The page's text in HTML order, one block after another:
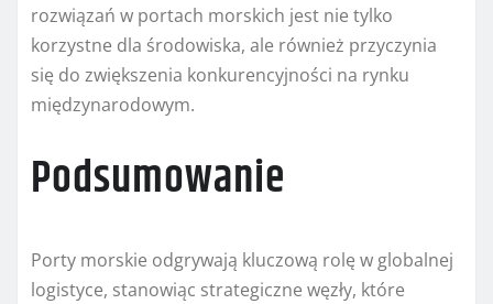
rozwiązań w portach morskich jest nie tylko
korzystne dla środowiska, ale również przyczynia
się do zwiększenia konkurencyjności na rynku
międzynarodowym.
Podsumowanie
Porty morskie odgrywają kluczową rolę w globalnej
logistyce, stanowiąc strategiczne węzły, które